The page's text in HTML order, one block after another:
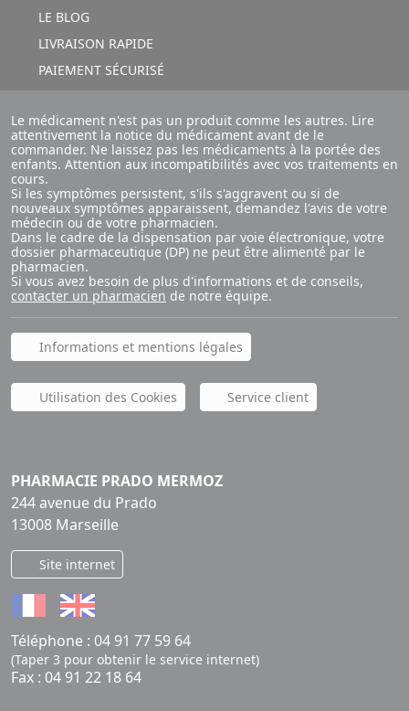
LE BLOG
LIVRAISON RAPIDE
PAIEMENT SÉCURISÉ
Le médicament n'est pas un produit comme les autres. Lire
attentivement la notice du médicament avant de le
commander. Ne laissez pas les médicaments à la portée des
enfants. Attention aux incompatibilités avec vos traitements en
cours.
Si les symptômes persistent, s'ils s'aggravent ou si de
nouveaux symptômes apparaissent, demandez l'avis de votre
médecin ou de votre pharmacien.
Dans le cadre de la dispensation par voie électronique, votre
dossier pharmaceutique (DP) ne peut être alimenté par le
pharmacien.
Si vous avez besoin de plus d'informations et de conseils,
contacter un pharmacien de notre équipe.
Informations et mentions légales
Utilisation des Cookies Service client
PHARMACIE PRADO MERMOZ
244 avenue du Prado
13008 Marseille
Site internet
Téléphone : 04 91 77 59 64
(Taper 3 pour obtenir le service internet)
Fax : 04 91 22 18 64